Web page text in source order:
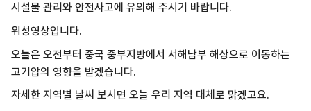
시설물 관리와 안전사고에 유의해 주시기 바랍니다.
위성영상입니다.
오늘은 오전부터 중국 중부지방에서 서해남부 해상으로 이동하는
고기압의 영향을 받겠습니다.
자세한 지역별 날씨 보시면 오늘 우리 지역 대체로 맑겠고요.